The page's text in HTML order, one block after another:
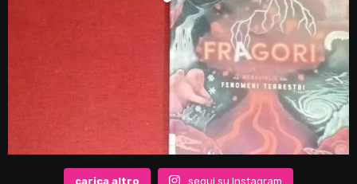
carica altro segui su Instagram